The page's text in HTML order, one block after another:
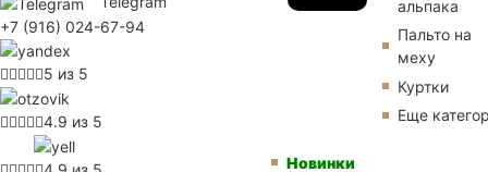
альпака
Пальто на
меху
Куртки
Еще
Новинки
+7 (916) 024-67-94
5 из 5
4.9 из 5